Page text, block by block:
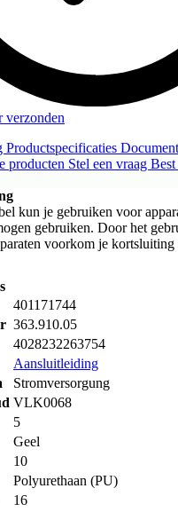
verzonden
Productspecificaties
producten Stel een vraag
kun je gebruiken voor
gebruiken. Door het
voorkom je
401171744
363.910.05
4028232263754
Aansluitleiding
Stromversorgung
VLK0068
5
Geel
10
Polyurethaan (PU)
16